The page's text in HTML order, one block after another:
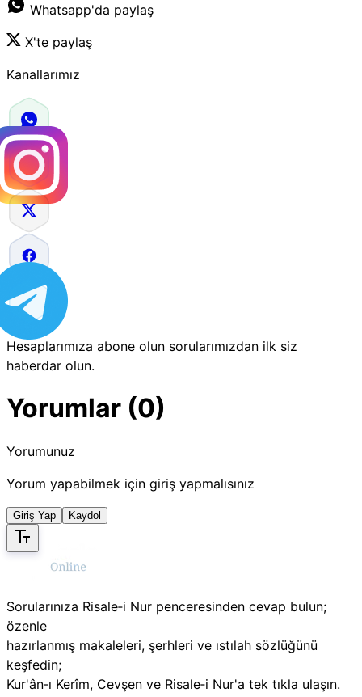
Whatsapp'da paylaş
X'te paylaş
Kanallarımız
Hesaplarımıza abone olun sorularımızdan ilk siz
haberdar olun.
Yorumlar (0)
Yorumunuz
Yorum yapabilmek için giriş yapmalısınız
Giriş Yap Kaydol
Sorularınıza Risale‑i Nur penceresinden cevap bulun;
özenle
hazırlanmış makaleleri, şerhleri ve ıstılah sözlüğünü
keşfedin;
Kur'ân‑ı Kerîm, Cevşen ve Risale‑i Nur'a tek tıkla ulaşın.